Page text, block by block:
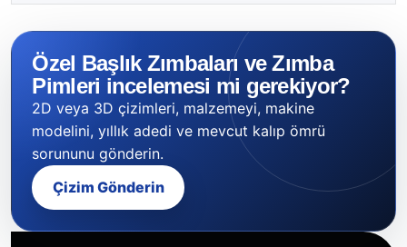
Özel Başlık Zımbaları ve Zımba
Pimleri incelemesi mi gerekiyor?
2D veya 3D çizimleri, malzemeyi, makine
modelini, yıllık adedi ve mevcut kalıp ömrü
sorununu gönderin.
Çizim Gönderin